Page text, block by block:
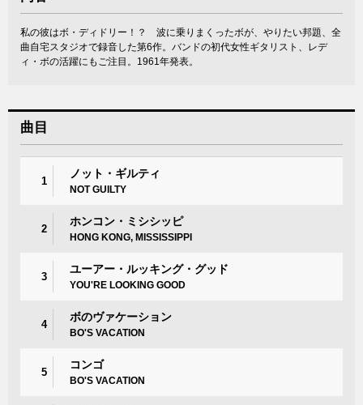
私の彼はボ・ディドリー！？ 波に乗りまくったボが、やりたい邦題、全
曲自宅スタジオで録音した第6作。バンドの初代女性ギタリスト、レデ
ィ・ボの活躍にもご注目。1961年発表。
曲目
1
ノット・ギルティ
NOT GUILTY
2
ホンコン・ミシシッピ
HONG KONG, MISSISSIPPI
3
ユーアー・ルッキング・グッド
YOU'RE LOOKING GOOD
4
ボのヴァケーション
BO'S VACATION
5
コンゴ
BO'S VACATION